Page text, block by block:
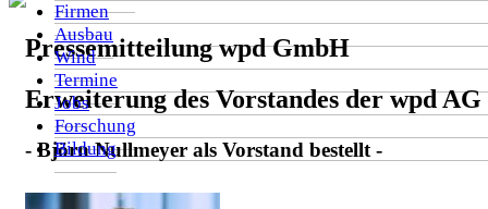
Firmen
Ausbau
Wind
Termine
Jobs
Forschung
Bildung
Pressemitteilung wpd GmbH
Erweiterung des Vorstandes der wpd AG
- Björn Nullmeyer als Vorstand bestellt -